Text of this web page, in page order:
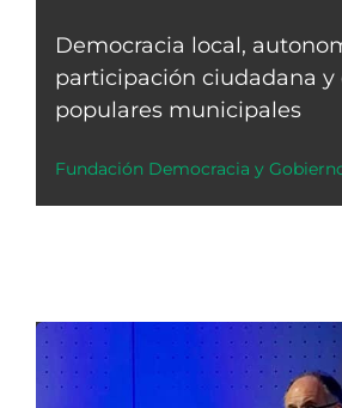
Democracia local,
participación ciudadana y
populares municipales
Fundación Democracia y